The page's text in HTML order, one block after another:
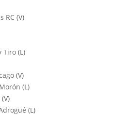
RC (V)
Tiro (L)
(V)
(L)
(L)